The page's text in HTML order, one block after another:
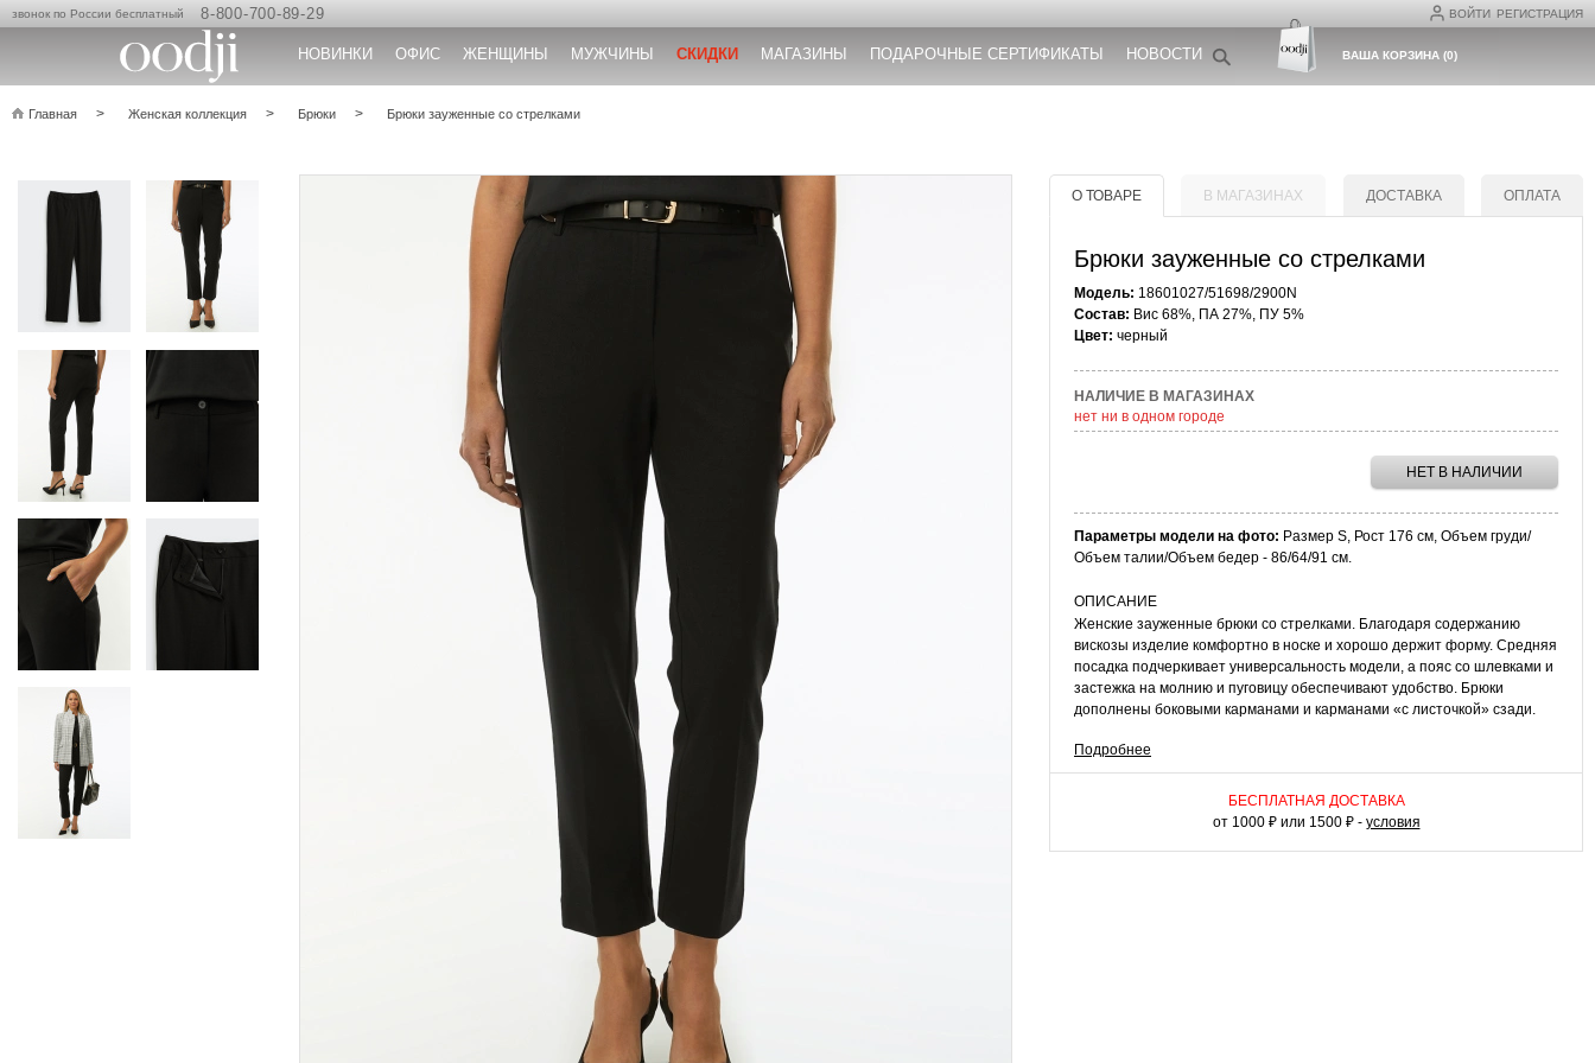
ВОЙТИ РЕГИСТРАЦИЯ
звонок по России бесплатный 8-800-700-89-29
НОВИНКИ ОФИС ЖЕНЩИНЫ МУЖЧИНЫ СКИДКИ МАГАЗИНЫ ПОДАРОЧНЫЕ СЕРТИФИКАТЫ НОВОСТИ ВАША КОРЗИНА(0)
Главная Женская коллекция Брюки Брюки зауженные со стрелками
О ТОВАРЕ В МАГАЗИНАХ ДОСТАВКА ОПЛАТА
Брюки зауженные со стрелками
Модель: 18601027/51698/2900N
Состав: Вис 68%, ПА 27%, ПУ 5%
Цвет: черный
НАЛИЧИЕ В МАГАЗИНАХ
нет ни в одном городе
НЕТ В НАЛИЧИИ
Параметры модели на фото: Размер S, Рост 176 см, Объем груди/
Объем талии/Объем бедер - 86/64/91 см.
ОПИСАНИЕ
Женские зауженные брюки со стрелками. Благодаря содержанию
вискозы изделие комфортно в носке и хорошо держит форму. Средняя
посадка подчеркивает универсальность модели, а пояс со шлевками и
застежка на молнию и пуговицу обеспечивают удобство. Брюки
дополнены боковыми карманами и карманами «с листочкой» сзади.
КАК НОСИТЬ
Брюки легко комбинировать с блузами и жакетами для создания
офисного стиля, добавив лодочки или лоферы. Для повседневного
образа можно носить с джемперами или футболками и классическими
Подробнее
БЕСПЛАТНАЯ ДОСТАВКА
от 1000 ₽ или 1500 ₽ - условия